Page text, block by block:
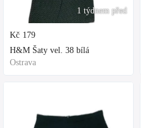
1 týdnem před
Kč 179
H&M Šaty vel. 38 bílá
Ostrava